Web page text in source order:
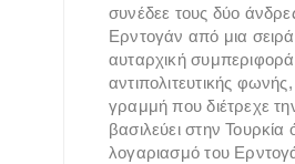
συνέδεε τους δύο
Ερντογάν από μια σειρά
αυταρχική
αντιπολιτευτικής
γραμμή που διέτρεχε
βασιλεύει στην
λογαριασμό του